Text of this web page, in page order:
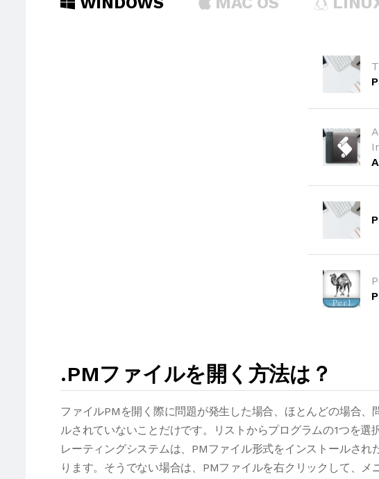
.PMファイルを開く方法は？
ファイルPMを開く際に問題が発生した場合、ほとんどの場合
ルされていないことだけです。リストからプログラムの1つを
レーティングシステムは、PMファイル形式をインストールさ
ります。そうでない場合は、PMファイルを右クリックして、メ